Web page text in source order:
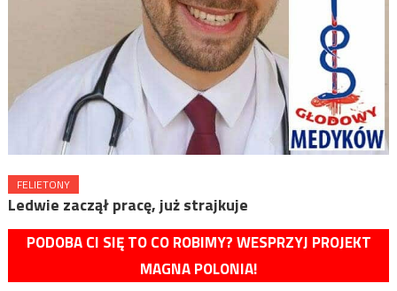
FELIETONY
Ledwie zaczął pracę, już strajkuje
PODOBA CI SIĘ TO CO ROBIMY? WESPRZYJ PROJEKT
MAGNA POLONIA!